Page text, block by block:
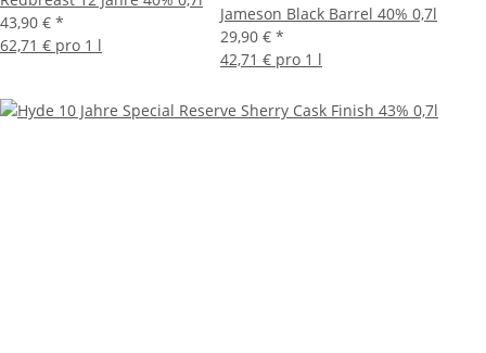
43,90 € *
62,71 € pro 1 l
Jameson Black Barrel 40% 0,7l
29,90 € *
42,71 € pro 1 l